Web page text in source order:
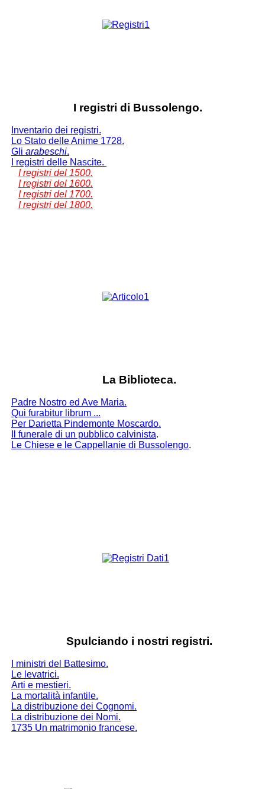
I registri di Bussolengo.
Inventario dei registri.
Lo Stato delle Anime 1728.
Gli arabeschi.
I registri delle Nascite.
I registri del 1500.
I registri del 1600.
I registri del 1700.
I registri del 1800.
La Biblioteca.
Padre Nostro ed Ave Maria.
Qui furabitur librum ...
Per Darietta Pindemonte Moscardo.
Il funerale di un pubblico calvinista.
Le Chiese e le Cappellanie di Bussolengo.
Spulciando i nostri registri.
I ministri del Battesimo.
Le levatrici.
Arti e mestieri.
La mortalità infantile.
La distribuzione dei Cognomi.
La distribuzione dei Nomi.
1735 Un matrimonio francese.